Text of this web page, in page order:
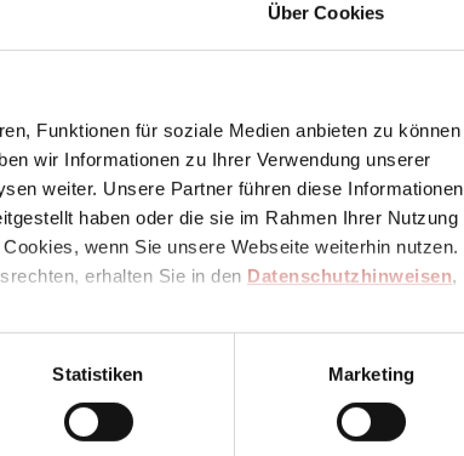
Über Cookies
Funktionen für soziale Medien anbieten zu können
wir Informationen zu Ihrer Verwendung unserer
weiter. Unsere Partner führen diese Informationen
haben oder die sie im Rahmen Ihrer Nutzung
wenn Sie unsere Webseite weiterhin nutzen.
erhalten Sie in den Datenschutzhinweisen,
Statistiken Marketing